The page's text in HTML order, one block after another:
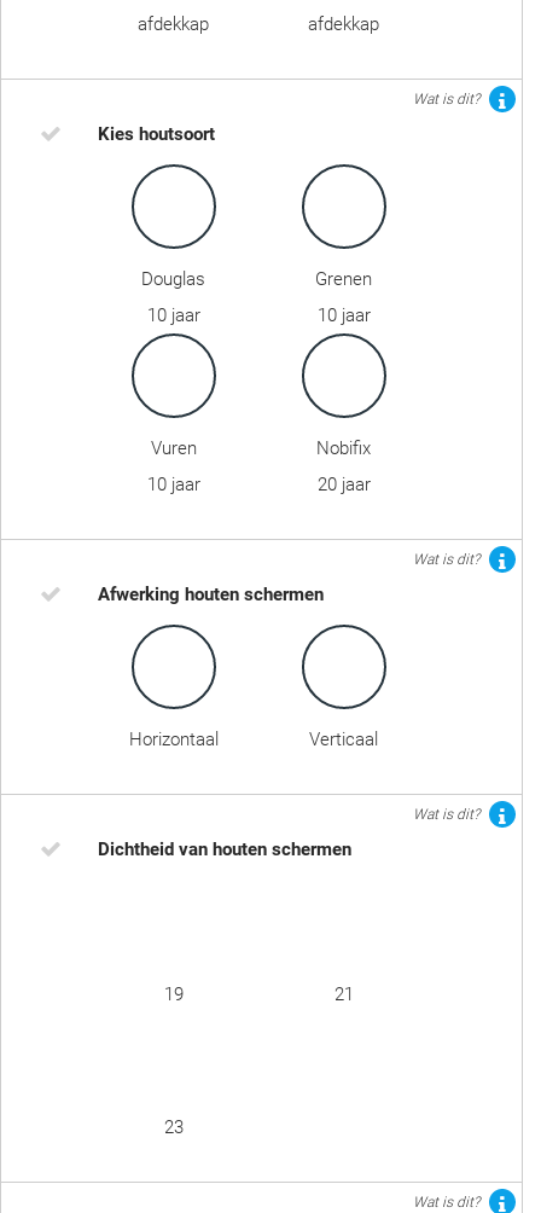
afdekkap
afdekkap
Wat is dit?
Kies houtsoort
Douglas
10 jaar
Grenen
10 jaar
Vuren
10 jaar
Nobifix
20 jaar
Wat is dit?
Afwerking houten schermen
Horizontaal Verticaal
Wat is dit?
Dichtheid van houten schermen
19 21
23
Wat is dit?